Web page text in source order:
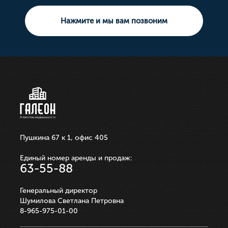
3 комнатная
ЗАПИСАТЬСЯ НА ПРОСМОТР
750 000р.
10 000 000р.
ЗАПИСАТЬСЯ НА ПРОСМОТР
21 100 000р.
Нажмите и мы вам позвоним
Пушкина 67 к 1, офис 405
Единый номер аренды и продаж:
63-55-88
Генеральный директор
Шумилова Светлана Петровна
8-965-975-01-00